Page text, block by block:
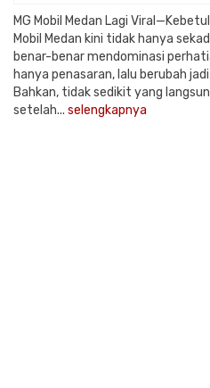
MG Mobil Medan Lagi
Mobil Medan kini tidak hanya
benar-benar mendominasi
hanya penasaran, lalu berubah
Bahkan, tidak sedikit yang
setelah... selengkapnya